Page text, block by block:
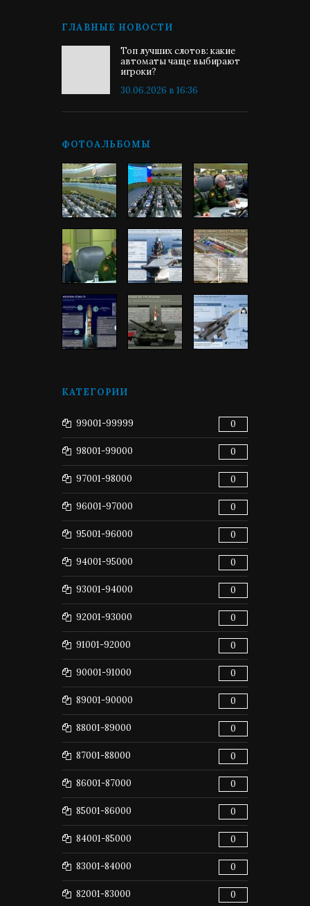
ГЛАВНЫЕ НОВОСТИ
Топ лучших слотов: какие
автоматы чаще выбирают
игроки?
30.06.2026 в 16:36
ФОТОАЛЬБОМЫ
КАТЕГОРИИ
99001-99999 0
98001-99000 0
97001-98000 0
96001-97000 0
95001-96000 0
94001-95000 0
93001-94000 0
92001-93000 0
91001-92000 0
90001-91000 0
89001-90000 0
88001-89000 0
87001-88000 0
86001-87000 0
85001-86000 0
84001-85000 0
83001-84000 0
82001-83000 0